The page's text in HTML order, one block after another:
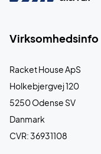
Virksomhedsinfo
Racket House ApS
Holkebjergvej 120
5250 Odense SV
Danmark
CVR: 36931108